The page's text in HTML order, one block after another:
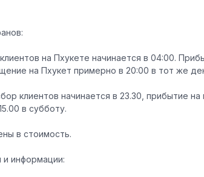
на Пхукете начинается в 04:00.
на Пхукет примерно в 20:00 в тот же
клиентов начинается в 23.30, прибытие на
в субботу.
в стоимость.
и информации: